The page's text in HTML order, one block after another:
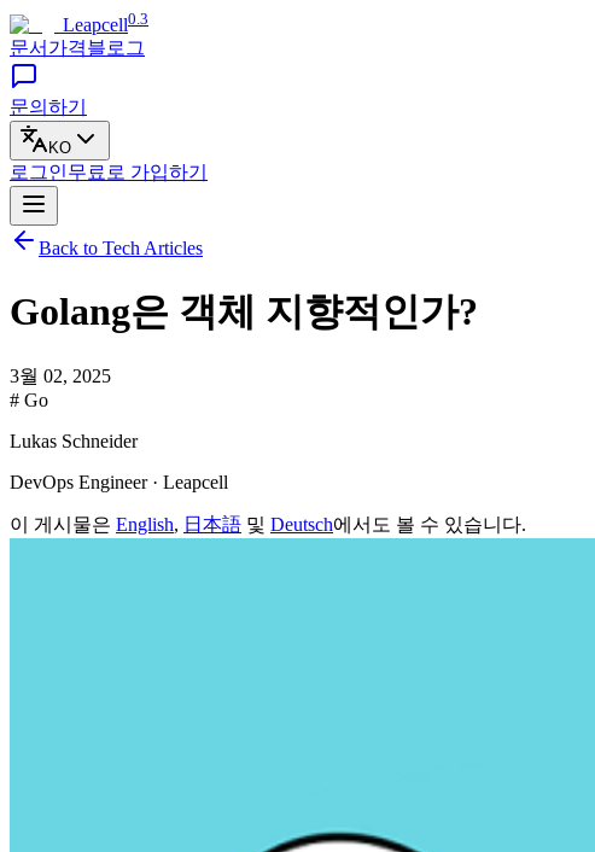
Leapcell0.3
문서 가격블로그
문의하기
KO
로그인무료로 가입하기
Back to Tech Articles
Golang은 객체 지향적인가?
3월 02, 2025
# Go
Lukas Schneider
DevOps Engineer · Leapcell
이 게시물은 English, 日本語 및 Deutsch에서도 볼 수 있습니다.